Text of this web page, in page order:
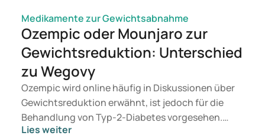
Medikamente zur Gewichtsabnahme
Ozempic oder Mounjaro zur
Gewichtsreduktion: Unterschied
zu Wegovy
Ozempic wird online häufig in Diskussionen über
Gewichtsreduktion erwähnt, ist jedoch für die
Behandlung von Typ-2-Diabetes vorgesehen.
Suchen Sie eine Therapie zur Gewichtskontrolle,
Lies weiter